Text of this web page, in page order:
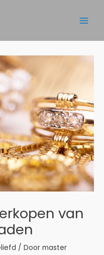
van
/ Door master